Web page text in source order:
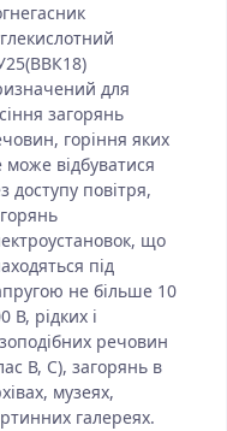
для
загорянь
горіння яких
може відбуватися
доступу повітря,
що
під
не більше 10
В, рідких і
речовин
В, С), загорянь в
музеях,
галереях.